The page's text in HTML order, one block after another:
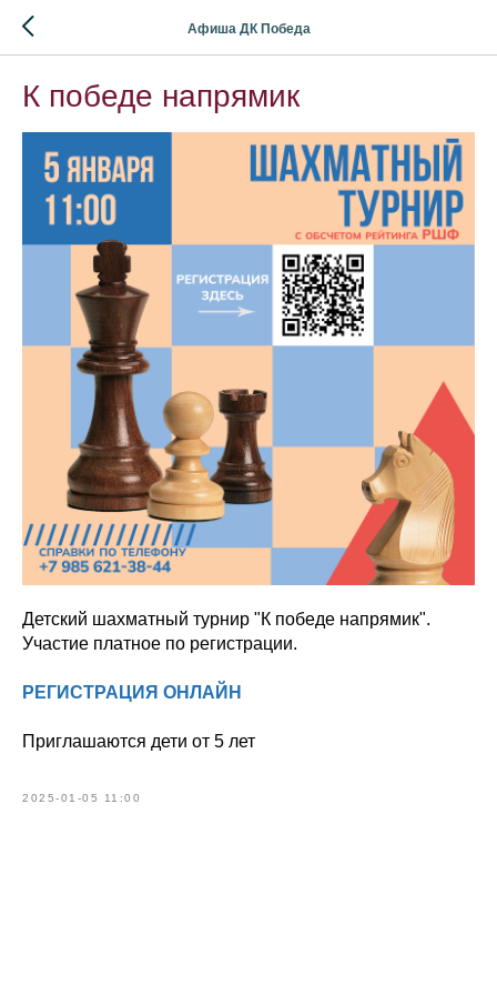
Афиша ДК Победа
К победе напрямик
Детский шахматный турнир "К победе напрямик".
Участие платное по регистрации.
РЕГИСТРАЦИЯ ОНЛАЙН
Приглашаются дети от 5 лет
2025-01-05 11:00